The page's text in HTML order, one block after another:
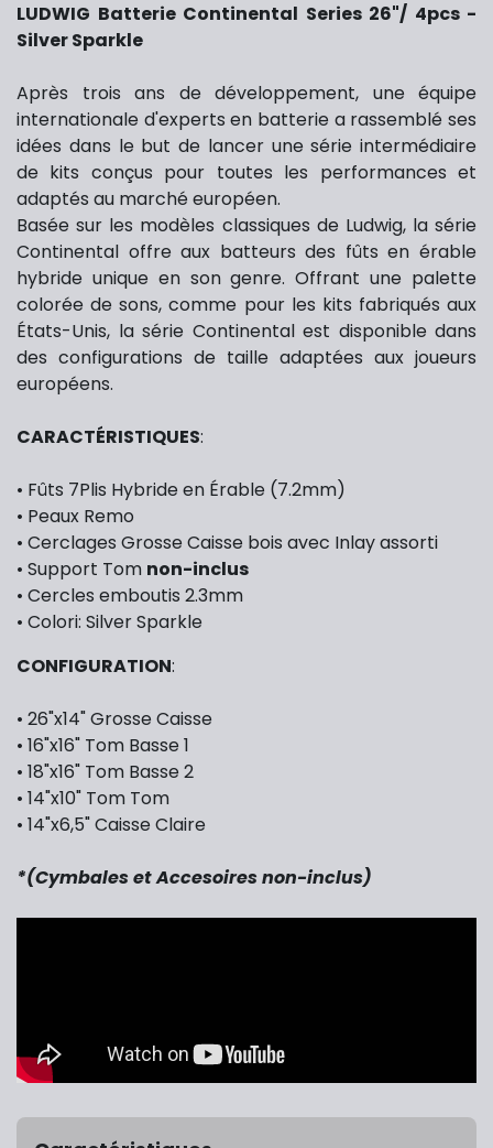
LUDWIG Batterie Continental Series 26"/ 4pcs -
Silver Sparkle
Après trois ans de développement, une équipe
internationale d'experts en batterie a rassemblé ses
idées dans le but de lancer une série intermédiaire
de kits conçus pour toutes les performances et
adaptés au marché européen.
Basée sur les modèles classiques de Ludwig, la série
Continental offre aux batteurs des fûts en érable
hybride unique en son genre. Offrant une palette
colorée de sons, comme pour les kits fabriqués aux
États-Unis, la série Continental est disponible dans
des configurations de taille adaptées aux joueurs
européens.
CARACTÉRISTIQUES:
• Fûts 7Plis Hybride en Érable (7.2mm)
• Peaux Remo
• Cerclages Grosse Caisse bois avec Inlay assorti
• Support Tom non-inclus
• Cercles emboutis 2.3mm
• Colori: Silver Sparkle
CONFIGURATION:
• 26"x14" Grosse Caisse
• 16"x16" Tom Basse 1
• 18"x16" Tom Basse 2
• 14"x10" Tom Tom
• 14"x6,5" Caisse Claire
*(Cymbales et Accesoires non-inclus)